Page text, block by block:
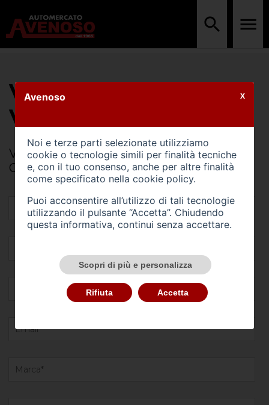
VALUTA IL TUO
VEICOLO
Valuta gratuitamente il tuo veicolo usato.
Compila il form per avere un preventivo
Avenoso
Noi e terze parti selezionate utilizziamo
cookie o tecnologie simili per finalità tecniche
e, con il tuo consenso, anche per altre finalità
come specificato nella cookie policy.
Puoi acconsentire all’utilizzo di tali tecnologie
utilizzando il pulsante “Accetta”. Chiudendo
questa informativa, continui senza accettare.
Scopri di più e personalizza
Rifiuta Accetta
X